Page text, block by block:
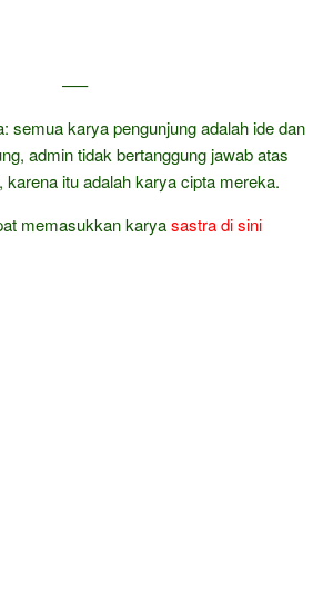
—–
semua karya pengunjung adalah ide dan
admin tidak bertanggung jawab atas
karena itu adalah karya cipta mereka.
memasukkan karyasastradi sini